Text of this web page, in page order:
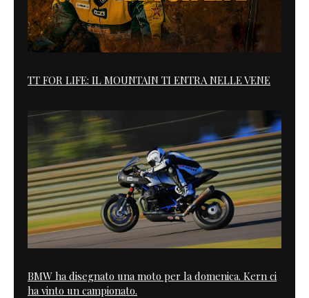
TT FOR LIFE: IL MOUNTAIN TI ENTRA NELLE VENE
BMW ha disegnato una moto per la domenica. Kern ci
ha vinto un campionato.